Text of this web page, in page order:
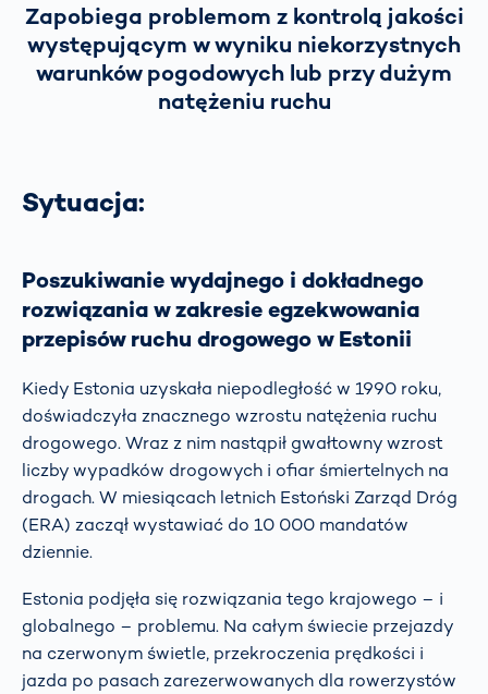
Zapobiega problemom z kontrolą jakości
występującym w wyniku niekorzystnych
warunków pogodowych lub przy dużym
natężeniu ruchu
Sytuacja:
Poszukiwanie wydajnego i dokładnego
rozwiązania w zakresie egzekwowania
przepisów ruchu drogowego w Estonii
Kiedy Estonia uzyskała niepodległość w 1990 roku,
doświadczyła znacznego wzrostu natężenia ruchu
drogowego. Wraz z nim nastąpił gwałtowny wzrost
liczby wypadków drogowych i ofiar śmiertelnych na
drogach. W miesiącach letnich Estoński Zarząd Dróg
(ERA) zaczął wystawiać do 10 000 mandatów
dziennie.
Estonia podjęła się rozwiązania tego krajowego – i
globalnego – problemu. Na całym świecie przejazdy
na czerwonym świetle, przekroczenia prędkości i
jazda po pasach zarezerwowanych dla rowerzystów